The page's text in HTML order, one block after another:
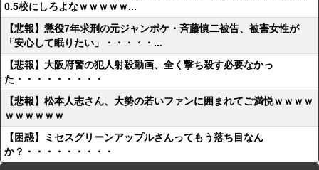
0.5校にしろよなｗｗｗｗｗ...
【悲報】懲役7年求刑の元ジャンポケ・斉藤慎二被告、被害女性が
「安心して眠りたい」・・・・・...
【悲報】大阪府警の犯人射殺動画、全く撃ち殺す必要なかっ
た・・・・・・・・・
【悲報】松本人志さん、大勢の若いファンに囲まれてご満悦ｗｗｗｗ
ｗｗｗｗｗｗ
【困惑】ミセスグリーンアップルさんってもう落ち目なん
か？・・・・・・・・・